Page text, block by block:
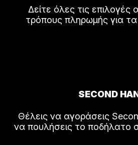
Δείτε όλες τις επιλογές
τρόπους πληρωμής για
SECOND
Θέλεις να αγοράσεις
να πουλήσεις το ποδήλατο